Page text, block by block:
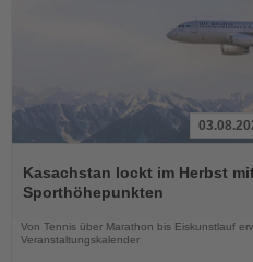
Sie
die
Nachrichten
Kasachstan lockt im Herbst
Sporthöhepunkten
Von Tennis über Marathon bis Eiskunstlauf
Veranstaltungskalender